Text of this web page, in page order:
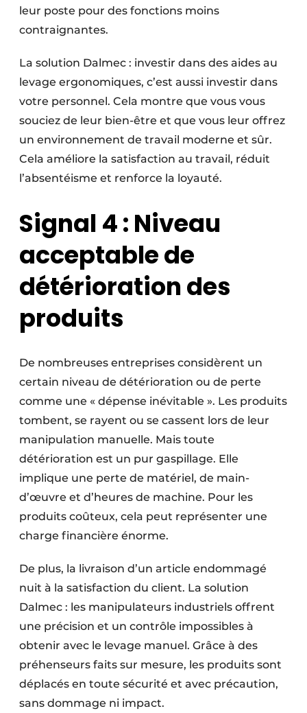
leur poste pour des fonctions moins
contraignantes.
La solution Dalmec : investir dans des aides au
levage ergonomiques, c’est aussi investir dans
votre personnel. Cela montre que vous vous
souciez de leur bien-être et que vous leur offrez
un environnement de travail moderne et sûr.
Cela améliore la satisfaction au travail, réduit
l’absentéisme et renforce la loyauté.
Signal 4 : Niveau
acceptable de
détérioration des
produits
De nombreuses entreprises considèrent un
certain niveau de détérioration ou de perte
comme une « dépense inévitable ». Les produits
tombent, se rayent ou se cassent lors de leur
manipulation manuelle. Mais toute
détérioration est un pur gaspillage. Elle
implique une perte de matériel, de main-
d’œuvre et d’heures de machine. Pour les
produits coûteux, cela peut représenter une
charge financière énorme.
De plus, la livraison d’un article endommagé
nuit à la satisfaction du client. La solution
Dalmec : les manipulateurs industriels offrent
une précision et un contrôle impossibles à
obtenir avec le levage manuel. Grâce à des
préhenseurs faits sur mesure, les produits sont
déplacés en toute sécurité et avec précaution,
sans dommage ni impact.